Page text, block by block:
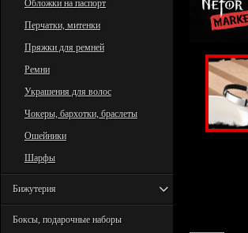
Обложки на паспорт
Перчатки, митенки
Пряжки для ремней
Ремни
Украшения для волос
Чокеры, бархотки, браслеты
Ошейники
Шарфы
Бижутерия
Боксы, подарочные наборы